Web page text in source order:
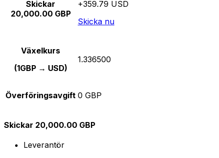
Skickar
20,000.00 GBP
+359.79 USD
Skicka nu
Växelkurs
(1GBP → USD)
1.336500
Överföringsavgift 0 GBP
Skickar 20,000.00 GBP
Leverantör